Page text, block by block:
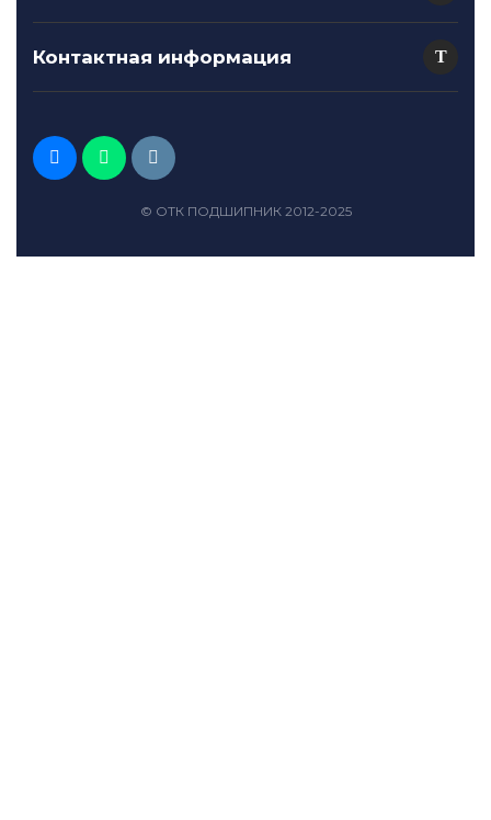
Контактная информация
© ОТК ПОДШИПНИК 2012-2025